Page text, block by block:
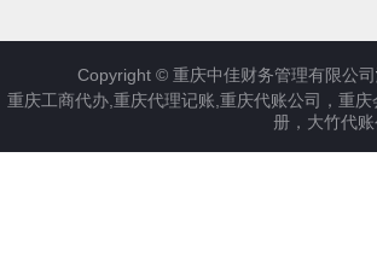
Copyright © 重庆中佳财务管理有限公司
重庆工商代办,重庆代理记账,重庆代账公司，重
册，大竹代